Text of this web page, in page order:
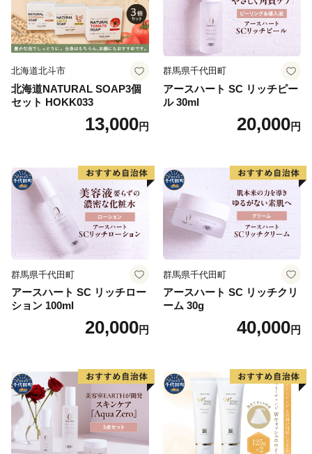
北海道北斗市
北海道NATURAL SOAP3個
セット HOKK033
13,000円
群馬県千代田町
アースハート SC リッチピー
ル 30ml
20,000円
群馬県千代田町
アースハート SC リッチロー
ション 100ml
20,000円
群馬県千代田町
アースハート SC リッチクリ
ーム 30g
40,000円